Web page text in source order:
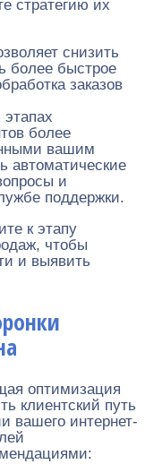
стратегию их
снизить
более быстрое
заказов
этапах
более
вашим
автоматические
и
поддержки.
к этапу
чтобы
и выявить
оптимизация
клиентский путь
вашего интернет-